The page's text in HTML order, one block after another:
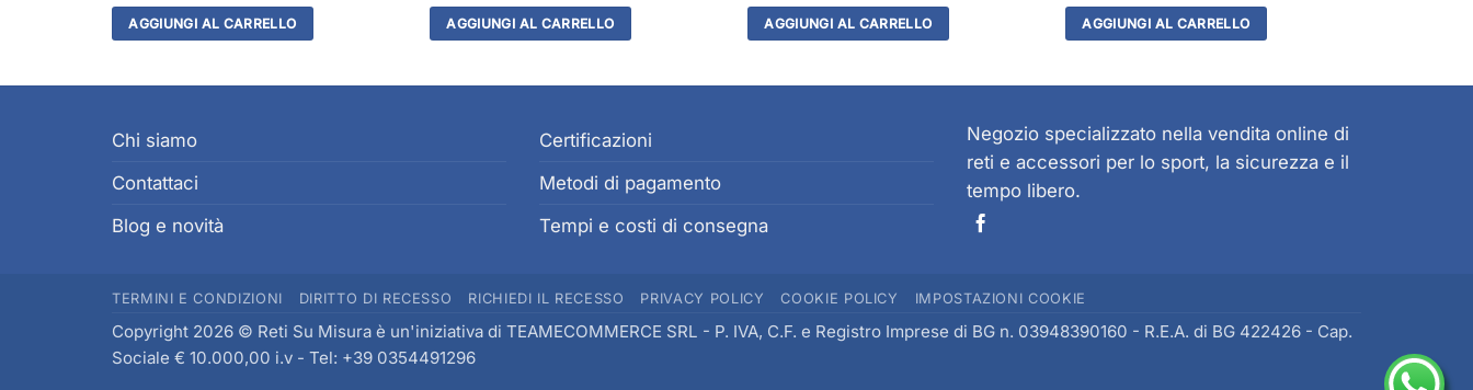
AGGIUNGI AL CARRELLO AGGIUNGI AL CARRELLO AGGIUNGI AL CARRELLO AGGIUNGI AL CARRELLO
Chi siamo
Contattaci
Blog e novità
Certificazioni
Metodi di pagamento
Tempi e costi di consegna
Negozio specializzato nella vendita online di
reti e accessori per lo sport, la sicurezza e il
tempo libero.
TERMINI E CONDIZIONI DIRITTO DI RECESSO RICHIEDI IL RECESSO PRIVACY POLICY COOKIE POLICY IMPOSTAZIONI COOKIE
Copyright 2026 © Reti Su Misura è un'iniziativa di TEAMECOMMERCE SRL - P. IVA, C.F. e Registro Imprese di BG n. 03948390160 - R.E.A. di BG 422426 - Cap.
Sociale € 10.000,00 i.v - Tel: +39 0354491296